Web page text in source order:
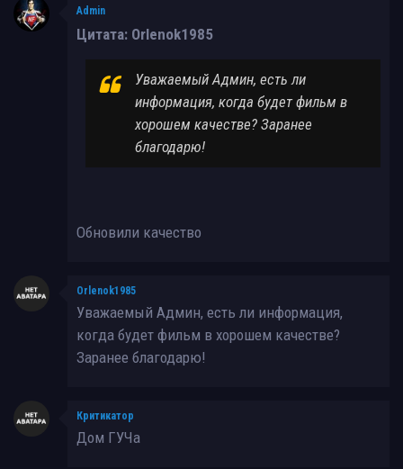
Admin
Цитата: Orlenok1985
Уважаемый Админ, есть ли
информация, когда будет фильм в
хорошем качестве? Заранее
благодарю!
Обновили качество
Orlenok1985
Уважаемый Админ, есть ли информация,
когда будет фильм в хорошем качестве?
Заранее благодарю!
Критикатор
Дом ГУЧа